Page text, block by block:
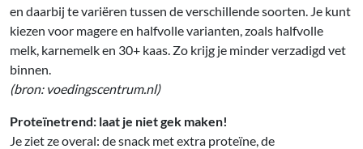
en daarbij te variëren tussen de verschillende soorten. Je kunt
kiezen voor magere en halfvolle varianten, zoals halfvolle
melk, karnemelk en 30+ kaas. Zo krijg je minder verzadigd vet
binnen.
(bron: voedingscentrum.nl)
Proteïnetrend: laat je niet gek maken!
Je ziet ze overal: de snack met extra proteïne, de